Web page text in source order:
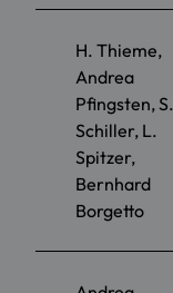
H. Thieme,
Andrea
Pfingsten, S.
Schiller, L.
Spitzer,
Bernhard
Borgetto